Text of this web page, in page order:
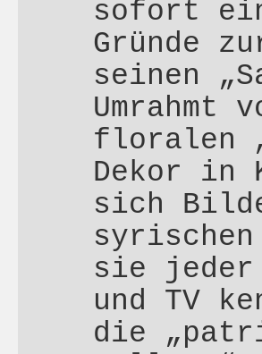
sofort
Gründe
seinen
Umrahmt
floralen
Dekor in
sich
sie jeder
und TV
die